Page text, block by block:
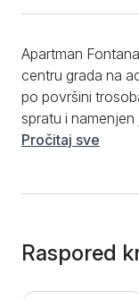
Apartman
centru grada na
po površini
spratu i
Stambena zgrada
koja je na
jedna osoba.
indukcionom
Pročitaj sve
Raspored